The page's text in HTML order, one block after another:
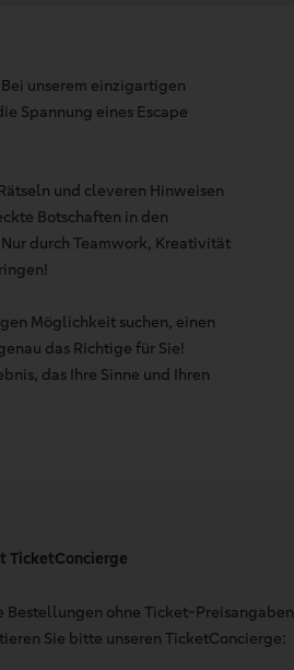
unserem einzigartigen
Spannung eines Escape
und cleveren Hinweisen
Botschaften in den
durch Teamwork, Kreativität
Möglichkeit suchen, einen
das Richtige für Sie!
das Ihre Sinne und Ihren
TicketConcierge
Bestellungen ohne Ticket-Preisangaben
Sie bitte unseren TicketConcierge: